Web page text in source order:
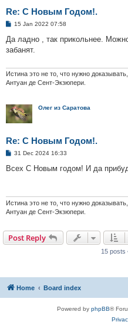
Re: С Новым Годом!.
P
s
15 Jan 2022 07:58
Да ладно , так прикольнее.
забанят.
Истина это не то, что нужно
Антуан де Сент-Экзюпери.
Олег из Саратова
Re: С Новым Годом!.
P
s
31 Dec 2024 16:33
Всех С Новым годом! И да
Истина это не то, что нужно
Антуан де Сент-Экзюпери.
Post Reply
15 posts
Home Board index
Powered by phpBB®